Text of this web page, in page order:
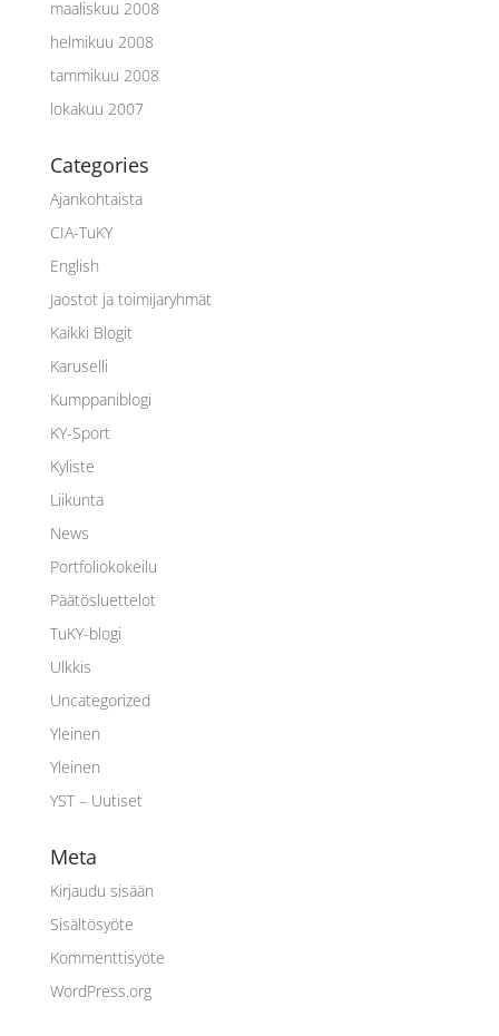
maaliskuu 2008
helmikuu 2008
tammikuu 2008
lokakuu 2007
Categories
Ajankohtaista
CIA-TuKY
English
Jaostot ja toimijaryhmät
Kaikki Blogit
Karuselli
Kumppaniblogi
KY-Sport
Kyliste
Liikunta
News
Portfoliokokeilu
Päätösluettelot
TuKY-blogi
Ulkkis
Uncategorized
Yleinen
Yleinen
YST – Uutiset
Meta
Kirjaudu sisään
Sisältösyöte
Kommenttisyöte
WordPress.org